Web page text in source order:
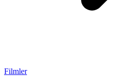
Filmler